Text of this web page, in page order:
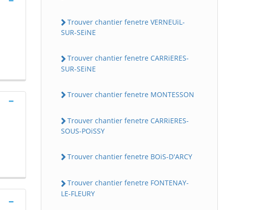
Trouver chantier fenetre VERNEUiL-
SUR-SEiNE
Trouver chantier fenetre CARRiERES-
SUR-SEiNE
Trouver chantier fenetre MONTESSON
Trouver chantier fenetre CARRiERES-
SOUS-POiSSY
Trouver chantier fenetre BOiS-D'ARCY
Trouver chantier fenetre FONTENAY-
LE-FLEURY